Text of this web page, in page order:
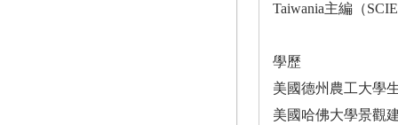
Taiwania主編（
學歷
美國德州農工大學
美國哈佛大學景觀